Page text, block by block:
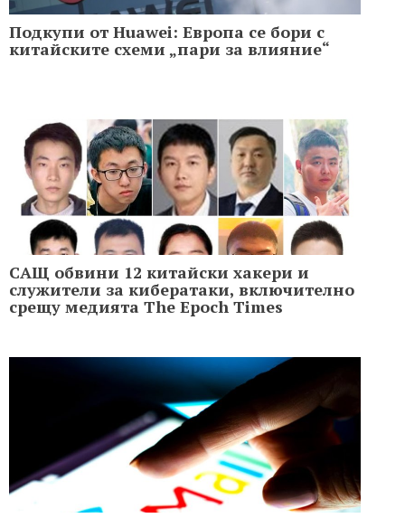
Подкупи от Huawei: Европа се бори с
китайските схеми „пари за влияние“
САЩ обвини 12 китайски хакери и
служители за кибератаки, включително
срещу медията The Epoch Times